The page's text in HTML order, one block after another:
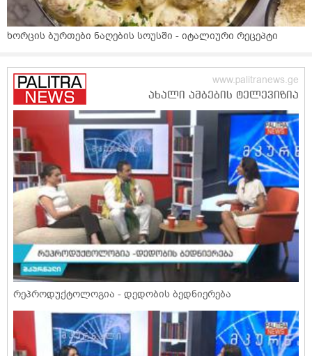
ხორცის ბურთები ნაღების სოუსში - იტალიური რეცეპტი
რეპროდუქტოლოგია - დედობის ბედნიერება